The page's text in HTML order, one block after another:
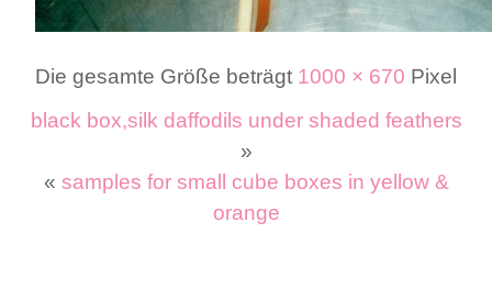
Die gesamte Größe beträgt 1000 × 670 Pixel
black box,silk daffodils under shaded feathers
»
« samples for small cube boxes in yellow &
orange